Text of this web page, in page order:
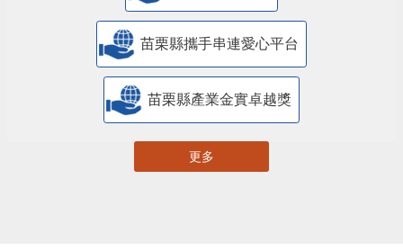
苗栗縣攜手串連愛心平台
苗栗縣產業金實卓越獎
更多